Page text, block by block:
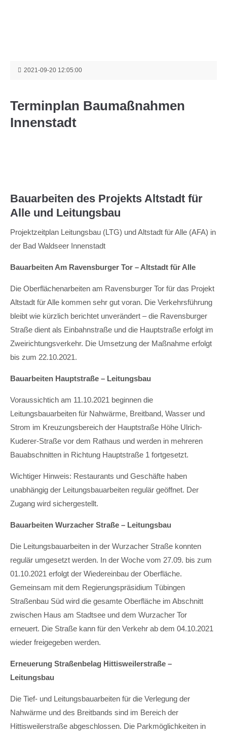
2021-09-20 12:05:00
Terminplan Baumaßnahmen
Innenstadt
Bauarbeiten des Projekts Altstadt für
Alle und Leitungsbau
Projektzeitplan Leitungsbau (LTG) und Altstadt für Alle (AFA) in
der Bad Waldseer Innenstadt
Bauarbeiten Am Ravensburger Tor – Altstadt für Alle
Die Oberflächenarbeiten am Ravensburger Tor für das Projekt
Altstadt für Alle kommen sehr gut voran. Die Verkehrsführung
bleibt wie kürzlich berichtet unverändert – die Ravensburger
Straße dient als Einbahnstraße und die Hauptstraße erfolgt im
Zweirichtungsverkehr. Die Umsetzung der Maßnahme erfolgt
bis zum 22.10.2021.
Bauarbeiten Hauptstraße – Leitungsbau
Voraussichtich am 11.10.2021 beginnen die
Leitungsbauarbeiten für Nahwärme, Breitband, Wasser und
Strom im Kreuzungsbereich der Hauptstraße Höhe Ulrich-
Kuderer-Straße vor dem Rathaus und werden in mehreren
Bauabschnitten in Richtung Hauptstraße 1 fortgesetzt.
Wichtiger Hinweis: Restaurants und Geschäfte haben
unabhängig der Leitungsbauarbeiten regulär geöffnet. Der
Zugang wird sichergestellt.
Bauarbeiten Wurzacher Straße – Leitungsbau
Die Leitungsbauarbeiten in der Wurzacher Straße konnten
regulär umgesetzt werden. In der Woche vom 27.09. bis zum
01.10.2021 erfolgt der Wiedereinbau der Oberfläche.
Gemeinsam mit dem Regierungspräsidium Tübingen
Straßenbau Süd wird die gesamte Oberfläche im Abschnitt
zwischen Haus am Stadtsee und dem Wurzacher Tor
erneuert. Die Straße kann für den Verkehr ab dem 04.10.2021
wieder freigegeben werden.
Erneuerung Straßenbelag Hittisweilerstraße –
Leitungsbau
Die Tief- und Leitungsbauarbeiten für die Verlegung der
Nahwärme und des Breitbands sind im Bereich der
Hittisweilerstraße abgeschlossen. Die Parkmöglichkeiten in